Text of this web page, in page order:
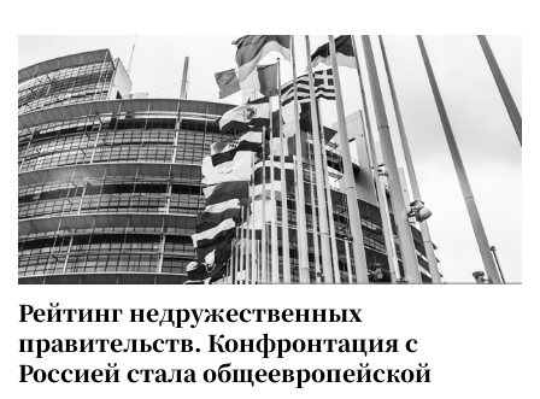
Рейтинг недружественных
правительств. Конфронтация с
Россией стала общеевропейской